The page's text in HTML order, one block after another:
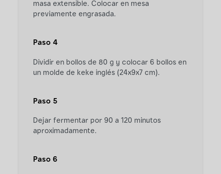
masa extensible. Colocar en mesa
previamente engrasada.
Paso 4
Dividir en bollos de 80 g y colocar 6 bollos en
un molde de keke inglés (24x9x7 cm).
Paso 5
Dejar fermentar por 90 a 120 minutos
aproximadamente.
Paso 6